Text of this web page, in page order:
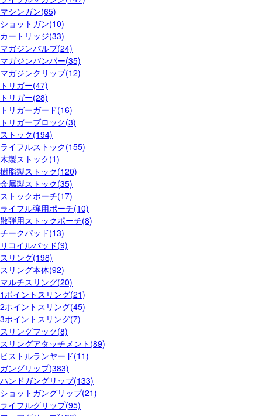
マシンガン(65)
ショットガン(10)
カートリッジ(33)
マガジンバルブ(24)
マガジンバンパー(35)
マガジンクリップ(12)
トリガー(47)
トリガー(28)
トリガーガード(16)
トリガーブロック(3)
ストック(194)
ライフルストック(155)
木製ストック(1)
樹脂製ストック(120)
金属製ストック(35)
ストックポーチ(17)
ライフル弾用ポーチ(10)
散弾用ストックポーチ(8)
チークパッド(13)
リコイルパッド(9)
スリング(198)
スリング本体(92)
マルチスリング(20)
1ポイントスリング(21)
2ポイントスリング(45)
3ポイントスリング(7)
スリングフック(8)
スリングアタッチメント(89)
ピストルランヤード(11)
ガングリップ(383)
ハンドガングリップ(133)
ショットガングリップ(21)
ライフルグリップ(95)